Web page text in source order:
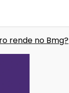
rende no Bmg?